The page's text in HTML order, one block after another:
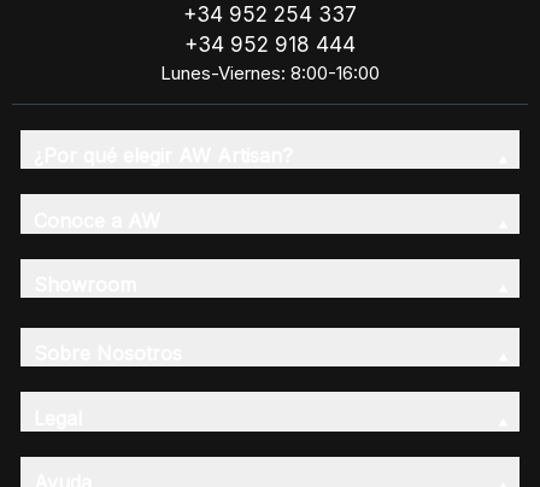
+34 952 254 337
+34 952 918 444
Lunes-Viernes: 8:00-16:00